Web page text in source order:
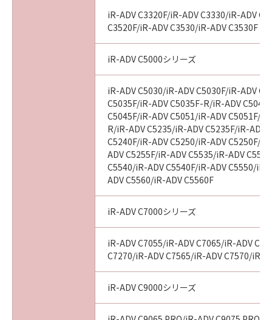
AGREEMENT IS THE COMPLETE AND
EXCLUSIVE STATEMENT OF AGREEMENT
BETWEEN YOU AND CANON CONCERNING
THE SUBJECT MATTER HEREOF AND
SUPERSEDES ALL PROPOSALS OR PRIOR
AGREEMENTS, VERBAL OR WRITTEN, AND
ANY OTHER COMMUNICATIONS BETWEEN
YOU AND CANON RELATING TO THE
SUBJECT MATTER HEREOF. NO AMENDMENT
TO THIS AGREEMENT SHALL BE EFFECTIVE
UNLESS SIGNED BY A DULY AUTHORISED
REPRESENTATIVE OF CANON.
Should you have any questions concerning
this Agreement, or if you desire to contact
Canon for any reason, please write to Canon's
sales subsidiary or distributor/dealer, serving
the country where you obtained the
iR-ADV C3320F/iR-ADV C3330/iR-ADV
C3520F/iR-ADV C3530/iR-ADV C3530F
iR-ADV C5000シリーズ
iR-ADV C5030/iR-ADV C5030F/iR-ADV
C5035F/iR-ADV C5035F-R/iR-ADV
C5045F/iR-ADV C5051/iR-ADV C5051F/
R/iR-ADV C5235/iR-ADV C5235F/iR-ADV
C5240F/iR-ADV C5250/iR-ADV C5250F/
ADV C5255F/iR-ADV C5535/iR-ADV
C5540/iR-ADV C5540F/iR-ADV C5550/iR-
ADV C5560/iR-ADV C5560F
iR-ADV C7000シリーズ
iR-ADV C7055/iR-ADV C7065/iR-ADV
C7270/iR-ADV C7565/iR-ADV C7570/iR-
iR-ADV C9000シリーズ